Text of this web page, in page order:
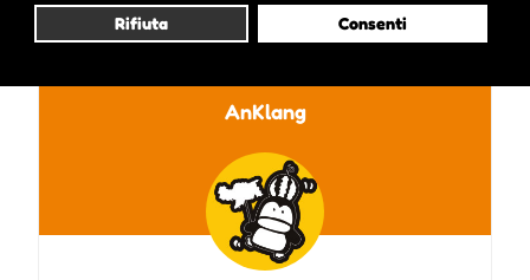
Rifiuta Consenti
AnKlang